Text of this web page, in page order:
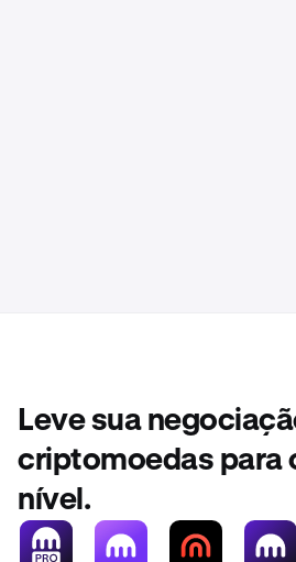
Leve sua
criptomoedas para
nível.